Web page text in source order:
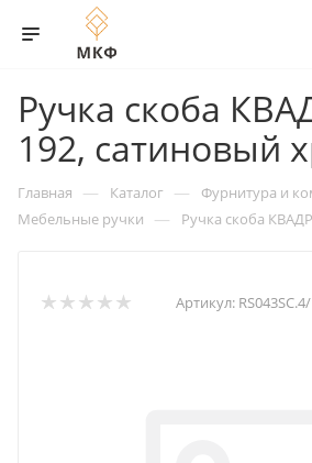
Ручка скоба
192, сатиновый
Главная — Каталог — Фурнитура и
Мебельные ручки — Ручка скоба
Артикул: